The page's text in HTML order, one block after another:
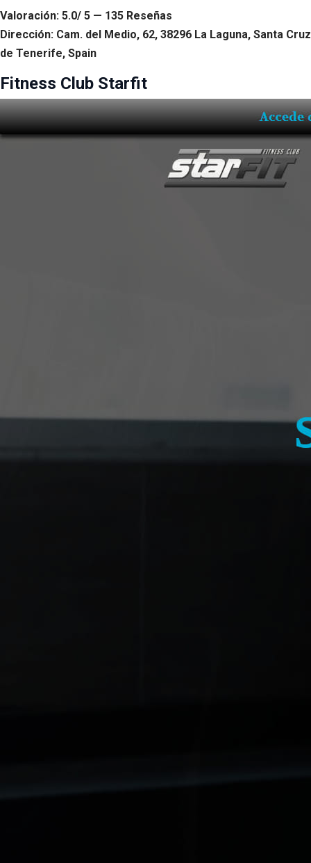
Valoración: 5.0/ 5 — 135 Reseñas
Dirección: Cam. del Medio, 62, 38296 La Laguna, Santa Cruz
de Tenerife, Spain
Fitness Club Starfit